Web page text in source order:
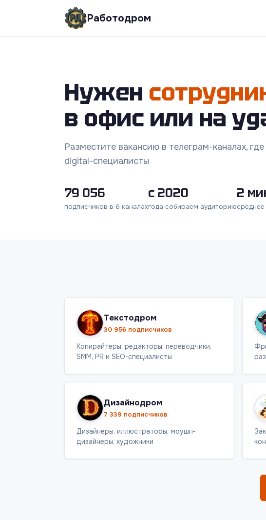
Работодром
Нужен
в офис или на
Разместите вакансию в телеграм-каналах,
digital-специалисты
79 056
подписчиков в 6 каналах
с 2020
года собираем аудиторию
2
Текстодром
30 956 подписчиков
Копирайтеры, редакторы, переводчики,
SMM, PR и SEO-специалисты
Дизайнодром
7 339 подписчиков
Дизайнеры, иллюстраторы, моушн-
дизайнеры, художники